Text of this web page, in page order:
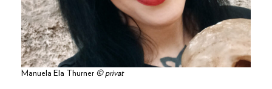
Manuela Ela Thurner © privat